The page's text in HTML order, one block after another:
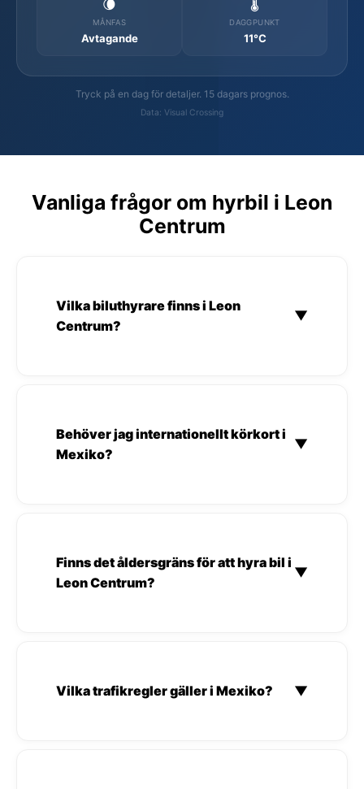
🌘
MÅNFAS
Avtagande
🌡️
DAGGPUNKT
11°C
Tryck på en dag för detaljer. 15 dagars prognos.
Data: Visual Crossing
Vanliga frågor om hyrbil i Leon
Centrum
Vilka biluthyrare finns i Leon
Centrum?
▼
Behöver jag internationellt körkort i
Mexiko?
▼
Finns det åldersgräns för att hyra bil i
Leon Centrum?
▼
Vilka trafikregler gäller i Mexiko? ▼